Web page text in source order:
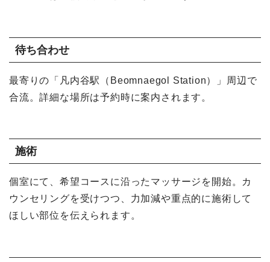
待ち合わせ
最寄りの「凡内谷駅（Beomnaegol Station）」周辺で
合流。詳細な場所は予約時に案内されます。
施術
個室にて、希望コースに沿ったマッサージを開始。カ
ウンセリングを受けつつ、力加減や重点的に施術して
ほしい部位を伝えられます。